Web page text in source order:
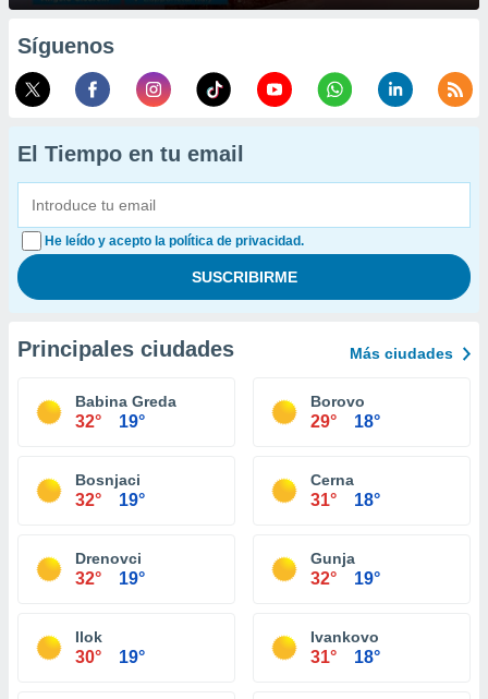
Síguenos
El Tiempo en tu email
He leído y acepto la política de privacidad.
Principales ciudades Más ciudades
Babina Greda
32° 19°
Borovo
29° 18°
Bosnjaci
32° 19°
Cerna
31° 18°
Drenovci
32° 19°
Gunja
32° 19°
Ilok
30° 19°
Ivankovo
31° 18°